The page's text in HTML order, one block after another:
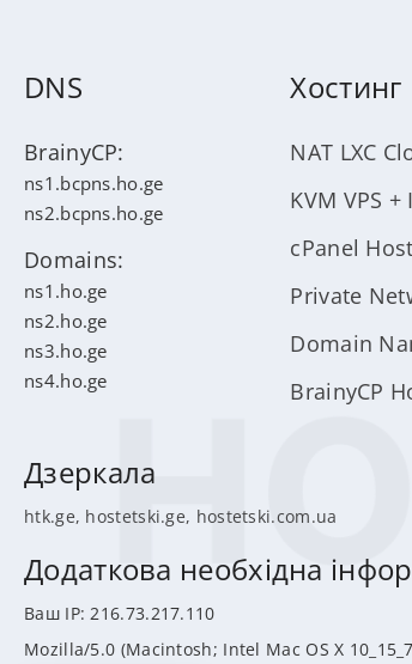
DNS
BrainyCP:
ns1.bcpns.ho.ge
ns2.bcpns.ho.ge
Domains:
ns1.ho.ge
ns2.ho.ge
ns3.ho.ge
ns4.ho.ge
Хостинг
NAT LXC
KVM VPS +
cPanel
Private
Domain
BrainyCP
Дзеркала
htk.ge, hostetski.ge, hostetski.com.ua
Додаткова необхідна
Ваш IP: 216.73.217.110
Mozilla/5.0 (Macintosh; Intel Mac OS X